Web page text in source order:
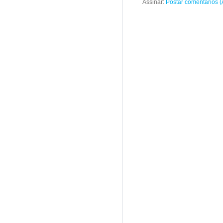
Assinar: Postar comentários